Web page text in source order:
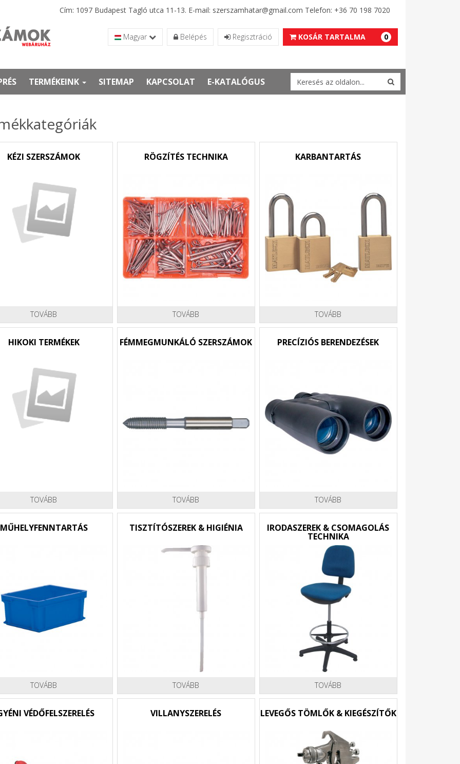
Cím: 1097 Budapest Tagló utca 11-13. E-mail: szerszamhatar@gmail.com Telefon: +36 70 198 7020
Magyar Belépés Regisztráció KOSÁR TARTALMA 0
TERMÉKEINK SITEMAP KAPCSOLAT E-KATALÓGUS
KÉZI SZERSZÁMOK
TOVÁBB
RÖGZÍTÉS TECHNIKA
TOVÁBB
KARBANTARTÁS
TOVÁBB
HIKOKI TERMÉKEK
TOVÁBB
FÉMMEGMUNKÁLÓ SZERSZÁMOK
TOVÁBB
PRECÍZIÓS BERENDEZÉSEK
TOVÁBB
MŰHELYFENNTARTÁS
TOVÁBB
TISZTÍTÓSZEREK & HIGIÉNIA
TOVÁBB
IRODASZEREK & CSOMAGOLÁS
TECHNIKA
TOVÁBB
VÉDŐFELSZERELÉS VILLANYSZERELÉS LEVEGŐS TÖMLŐK & KIEGÉSZÍTŐK